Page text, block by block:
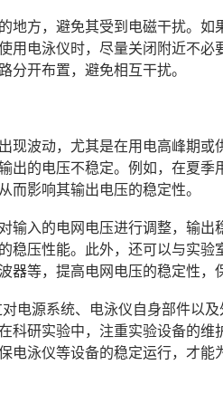
地方，避免其受到电磁干扰。
用电泳仪时，尽量关闭附近不必
分开布置，避免相互干扰。
现波动，尤其是在用电高峰期
出的电压不稳定。例如，在夏
而影响其输出电压的稳定性。
输入的电网电压进行调整，输出
稳压性能。此外，还可以与实
等，提高电网电压的稳定性，
电源系统、电泳仪自身部件以
科研实验中，注重实验设备的
电泳仪等设备的稳定运行，才能